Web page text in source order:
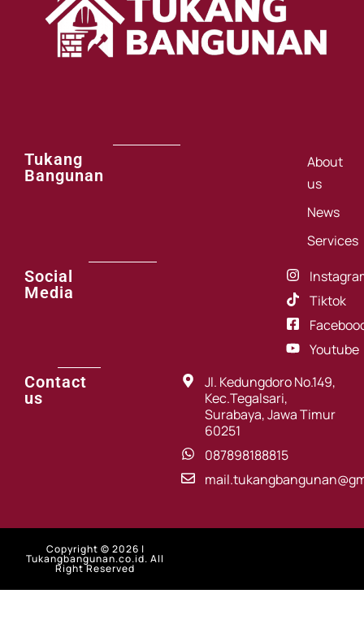
Tukang
Bangunan
About
us
News
Services
Social
Media
Tiktok
Youtube
Contact
us
Jl. Kedungdoro No.149,
Kec.Tegalsari,
Surabaya, Jawa Timur
60251
087898188815
Copyright © 2026 |
Tukangbangunan.co.id. All
Right Reserved